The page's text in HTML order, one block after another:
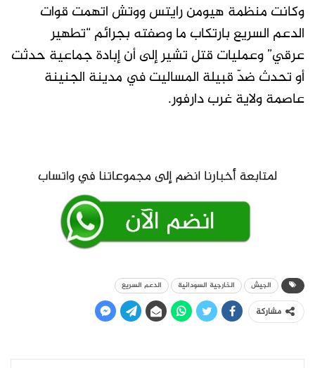
وكانت منظمة هيومن رايتس ووتش اتهمت قوات
الدعم السريع بارتكاب ما وصفته بجرائم “تطهير
عرقي” وعمليات قتل تشير إلى أن إبادة جماعية حدثت
أو تحدث ضدّ قبيلة المساليت في مدينة الجنينة
عاصمة ولاية غرب دارفور.
الجيش الخارجية السودانية الدعم السريع
مشاركة